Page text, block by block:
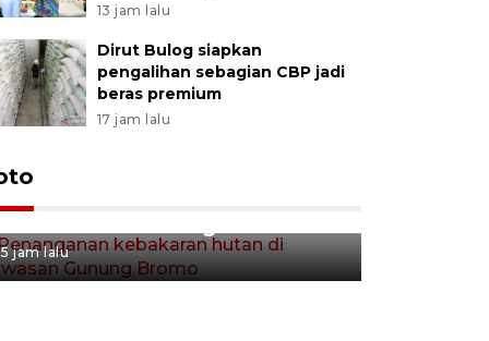
13 jam lalu
Dirut Bulog siapkan
pengalihan sebagian CBP jadi
beras premium
17 jam lalu
Penanganan kebakaran hutan
5 jam lalu